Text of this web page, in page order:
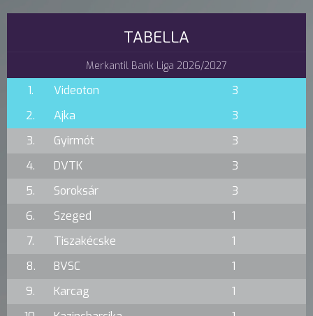
TABELLA
Merkantil Bank Liga 2026/2027
1. Videoton
3
2.
Ajka
3
3.
Gyirmót
3
4.
DVTK
3
5.
Soroksár
3
6.
Szeged
1
7.
Tiszakécske
1
8.
BVSC
1
9.
Karcag
1